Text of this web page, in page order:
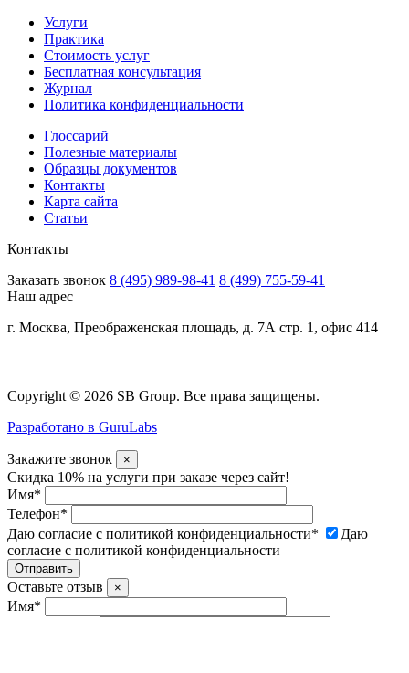
Услуги
Практика
Стоимость услуг
Бесплатная консультация
Журнал
Политика конфиденциальности
Глоссарий
Полезные материалы
Образцы документов
Контакты
Карта сайта
Статьи
Контакты
Заказать звонок 8 (495) 989-98-41 8 (499) 755-59-41
Наш адрес
г. Москва, Преображенская площадь, д. 7А стр. 1, офис 414
Copyright © 2026 SB Group. Все права защищены.
Разработано в GuruLabs
Закажите звонок ×
Скидка 10% на услуги при заказе через сайт!
Имя*
Телефон*
Даю согласие с политикой конфиденциальности*
Даю
согласие с политикой конфиденциальности
Оставьте отзыв ×
Имя*